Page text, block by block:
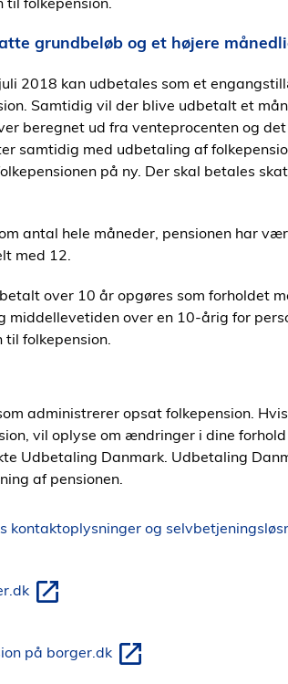
grundbeløb og et højere
2018 kan udbetales som et
Samtidig vil der blive udbetalt et
beregnet ud fra venteprocenten og
samtidig med udbetaling af
på ny. Der skal betales
antal hele måneder, pensionen har
med 12.
over 10 år opgøres som forholdet
middellevetiden over en 10-årig for
folkepension.
administrerer opsat folkepension.
vil oplyse om ændringer i dine
Udbetaling Danmark. Udbetaling
af pensionen.
kontaktoplysninger og
på borger.dk